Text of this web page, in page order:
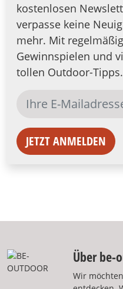
kostenlosen
verpasse keine
mehr. Mit
Gewinnspielen und
tollen Outdoor-Tipps.
JETZT ANMELDEN
Über be-
Wir